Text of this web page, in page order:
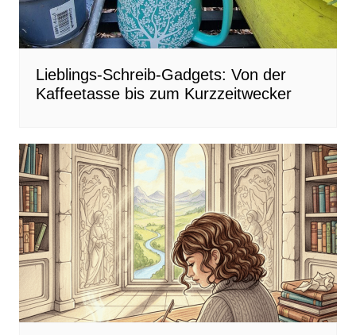
Lieblings-Schreib-Gadgets: Von der
Kaffeetasse bis zum Kurzzeitwecker